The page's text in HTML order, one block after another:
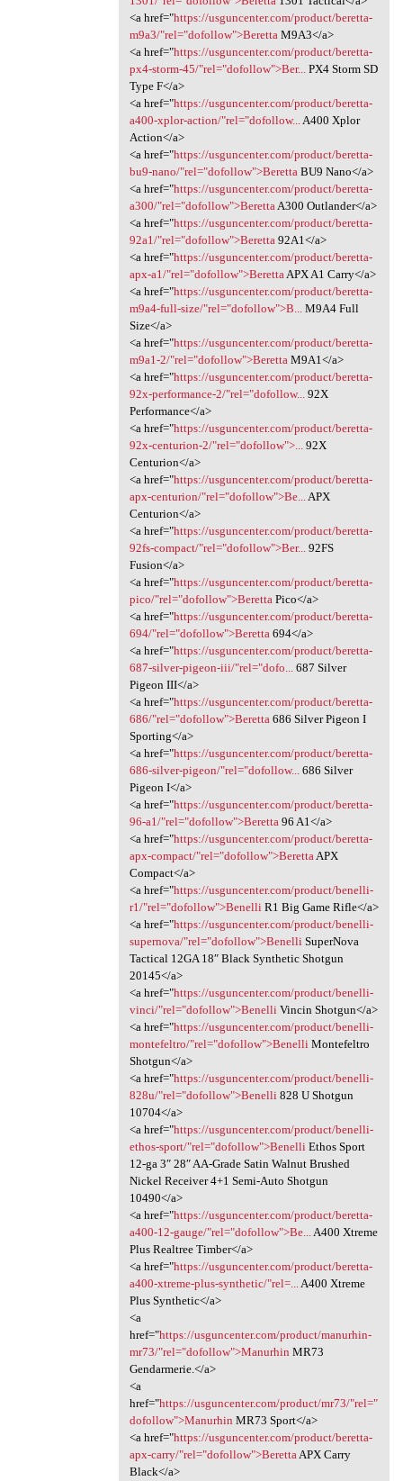
<a href="https://usguncenter.com/product/beretta-
m9a3/"rel="dofollow">BerettaM9A3</a>
<a href="https://usguncenter.com/product/beretta-
px4-storm-45/"rel="dofollow">Ber...PX4 Storm SD
Type F</a>
<a href="https://usguncenter.com/product/beretta-
a400-xplor-action/"rel="dofollow...A400 Xplor
Action</a>
<a href="https://usguncenter.com/product/beretta-
bu9-nano/"rel="dofollow">BerettaBU9 Nano</a>
<a href="https://usguncenter.com/product/beretta-
a300/"rel="dofollow">BerettaA300 Outlander</a>
<a href="https://usguncenter.com/product/beretta-
92a1/"rel="dofollow">Beretta92A1</a>
<a href="https://usguncenter.com/product/beretta-
apx-a1/"rel="dofollow">BerettaAPX A1 Carry</a>
<a href="https://usguncenter.com/product/beretta-
m9a4-full-size/"rel="dofollow">B...M9A4 Full
Size</a>
<a href="https://usguncenter.com/product/beretta-
m9a1-2/"rel="dofollow">BerettaM9A1</a>
<a href="https://usguncenter.com/product/beretta-
92x-performance-2/"rel="dofollow...92X
Performance</a>
<a href="https://usguncenter.com/product/beretta-
92x-centurion-2/"rel="dofollow">...92X
Centurion</a>
<a href="https://usguncenter.com/product/beretta-
apx-centurion/"rel="dofollow">Be...APX
Centurion</a>
<a href="https://usguncenter.com/product/beretta-
92fs-compact/"rel="dofollow">Ber...92FS
Fusion</a>
<a href="https://usguncenter.com/product/beretta-
pico/"rel="dofollow">BerettaPico</a>
<a href="https://usguncenter.com/product/beretta-
694/"rel="dofollow">Beretta694</a>
<a href="https://usguncenter.com/product/beretta-
687-silver-pigeon-iii/"rel="dofo...687 Silver
Pigeon III</a>
<a href="https://usguncenter.com/product/beretta-
686/"rel="dofollow">Beretta686 Silver Pigeon I
Sporting</a>
<a href="https://usguncenter.com/product/beretta-
686-silver-pigeon/"rel="dofollow...686 Silver
Pigeon I</a>
<a href="https://usguncenter.com/product/beretta-
96-a1/"rel="dofollow">Beretta96 A1</a>
<a href="https://usguncenter.com/product/beretta-
apx-compact/"rel="dofollow">BerettaAPX
Compact</a>
<a href="https://usguncenter.com/product/benelli-
r1/"rel="dofollow">BenelliR1 Big Game Rifle</a>
<a href="https://usguncenter.com/product/benelli-
supernova/"rel="dofollow">BenelliSuperNova
Tactical 12GA 18″ Black Synthetic Shotgun
20145</a>
<a href="https://usguncenter.com/product/benelli-
vinci/"rel="dofollow">BenelliVincin Shotgun</a>
<a href="https://usguncenter.com/product/benelli-
montefeltro/"rel="dofollow">BenelliMontefeltro
Shotgun</a>
<a href="https://usguncenter.com/product/benelli-
828u/"rel="dofollow">Benelli828 U Shotgun
10704</a>
<a href="https://usguncenter.com/product/benelli-
ethos-sport/"rel="dofollow">BenelliEthos Sport
12-ga 3″ 28″ AA-Grade Satin Walnut Brushed
Nickel Receiver 4+1 Semi-Auto Shotgun
10490</a>
<a href="https://usguncenter.com/product/beretta-
a400-12-gauge/"rel="dofollow">Be...A400 Xtreme
Plus Realtree Timber</a>
<a href="https://usguncenter.com/product/beretta-
a400-xtreme-plus-synthetic/"rel=...A400 Xtreme
Plus Synthetic</a>
<a
href="https://usguncenter.com/product/manurhin-
mr73/"rel="dofollow">Manurhin MR73
Gendarmerie.</a>
<a
href="https://usguncenter.com/product/mr73/"rel="
dofollow">Manurhin MR73 Sport</a>
<a href="https://usguncenter.com/product/beretta-
apx-carry/"rel="dofollow">BerettaAPX Carry
Black</a>